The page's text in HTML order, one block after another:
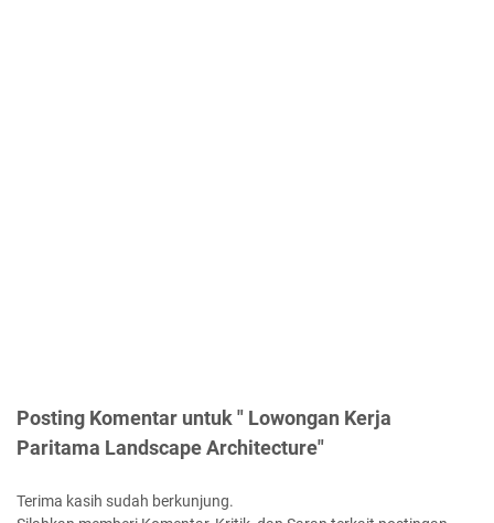
Posting Komentar untuk " Lowongan Kerja
Paritama Landscape Architecture"
Terima kasih sudah berkunjung.